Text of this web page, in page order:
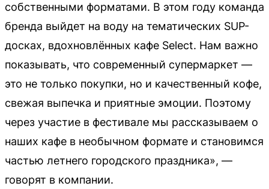
собственными форматами. В этом году команда
бренда выйдет на воду на тематических SUP-
досках, вдохновлённых кафе Select. Нам важно
показывать, что современный супермаркет —
это не только покупки, но и качественный кофе,
свежая выпечка и приятные эмоции. Поэтому
через участие в фестивале мы рассказываем о
наших кафе в необычном формате и становимся
частью летнего городского праздника», —
говорят в компании.